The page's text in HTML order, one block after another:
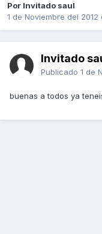
Por Invitado saul
1 de Noviembre del 2012
Invitado
Publicado 1 de
buenas a todos ya